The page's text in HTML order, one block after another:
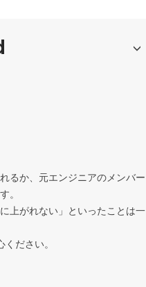
るか、元エンジニアのメンバー
。
上がれない」といったことは一
ださい。